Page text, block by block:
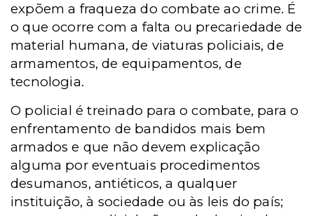
expõem a fraqueza do combate ao crime. É
o que ocorre com a falta ou precariedade de
material humana, de viaturas policiais, de
armamentos, de equipamentos, de
tecnologia.
O policial é treinado para o combate, para o
enfrentamento de bandidos mais bem
armados e que não devem explicação
alguma por eventuais procedimentos
desumanos, antiéticos, a qualquer
instituição, à sociedade ou às leis do país;